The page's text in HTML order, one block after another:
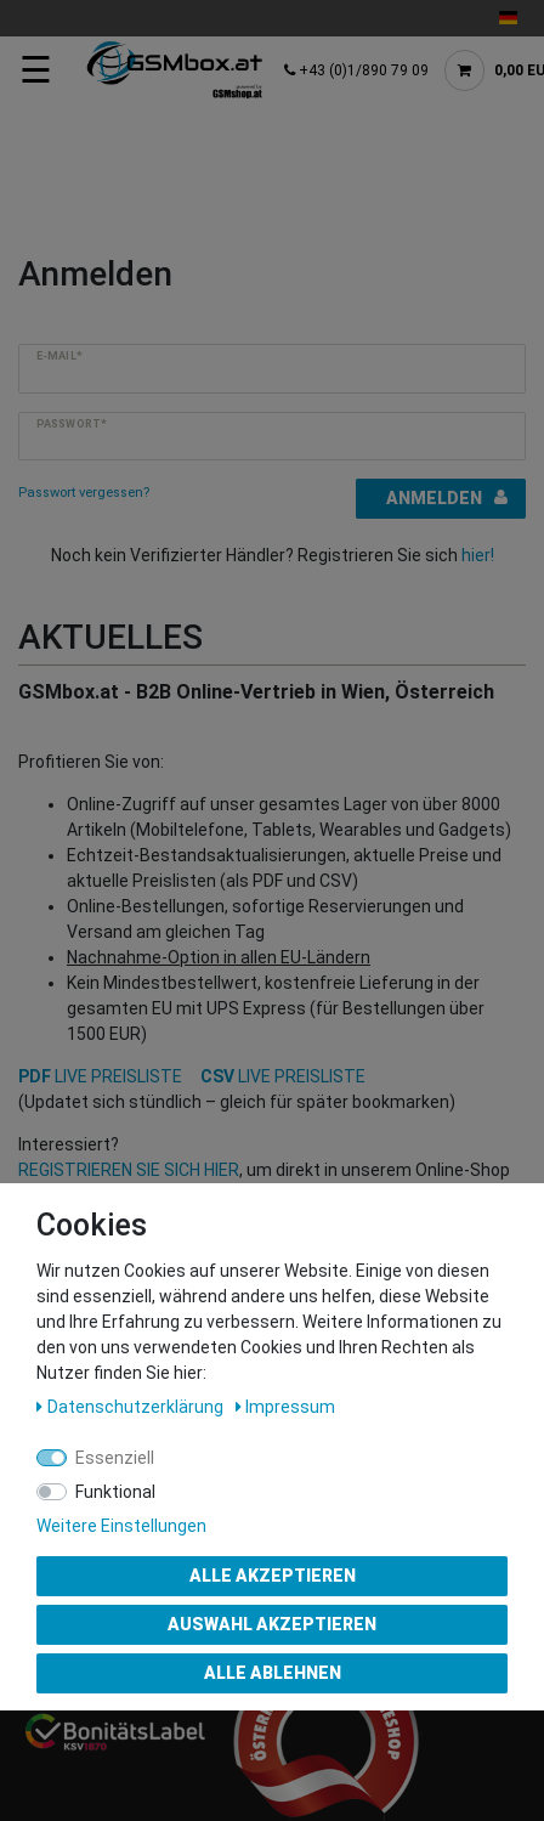
☰ +43 (0)1/890 79 09 0,00
Anmelden
E-MAIL*
PASSWORT*
Passwort vergessen? ANMELDEN
Noch kein Verifizierter Händler? Registrieren Sie sich hier!
AKTUELLES
GSMbox.at - B2B Online-Vertrieb in Wien, Österreich
Profitieren Sie von:
Online-Zugriff auf unser gesamtes Lager von über 8000
Artikeln (Mobiltelefone, Tablets, Wearables und Gadgets)
Echtzeit-Bestandsaktualisierungen, aktuelle Preise und
aktuelle Preislisten (als PDF und CSV)
Online-Bestellungen, sofortige Reservierungen und
Versand am gleichen Tag
Nachnahme-Option in allen EU-Ländern
Kein Mindestbestellwert, kostenfreie Lieferung in der
gesamten EU mit UPS Express (für Bestellungen über
1500 EUR)
PDF LIVE PREISLISTE CSV
LIVE PREISLISTE
(Updatet sich stündlich – gleich für später bookmarken)
Interessiert?
REGISTRIEREN SIE SICH HIER, um direkt in unserem Online-Shop
(Nur für Wiederverkäufer und B2B Kunden – gültige EU UID
Sie wollen uns beliefern?
Kontaktieren Sie unser GSMshop Purchase Team
Whatsapp: +436766684438
info@gsmshop.at
13.02.2024 14:55
Gütesiegel
Cookies
Wir nutzen Cookies auf unserer Website. Einige von diesen
sind essenziell, während andere uns helfen, diese Website
und Ihre Erfahrung zu verbessern. Weitere Informationen zu
den von uns verwendeten Cookies und Ihren Rechten als
Nutzer finden Sie hier:
Daten­schutz­erklärung
Impressum
Essenziell
Funktional
Weitere Einstellungen
ALLE AKZEPTIEREN
AUSWAHL AKZEPTIEREN
ALLE ABLEHNEN